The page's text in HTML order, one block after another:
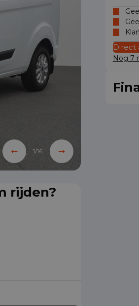
1/16
rijden?
Direct
Nog 7